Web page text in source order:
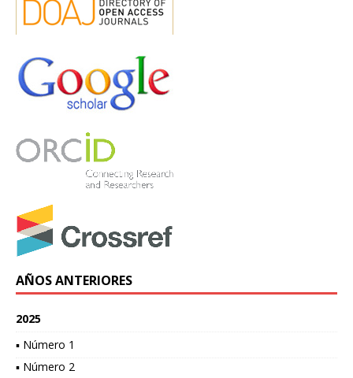
AÑOS ANTERIORES
2025
▪ Número 1
▪ Número 2